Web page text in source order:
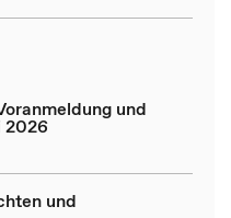
und
2026
und